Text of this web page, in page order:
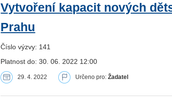
Vytvoření kapacit nových
Prahu
Číslo výzvy: 141
Platnost do: 30. 06. 2022 12:00
29. 4. 2022 Určeno pro:Žadatel